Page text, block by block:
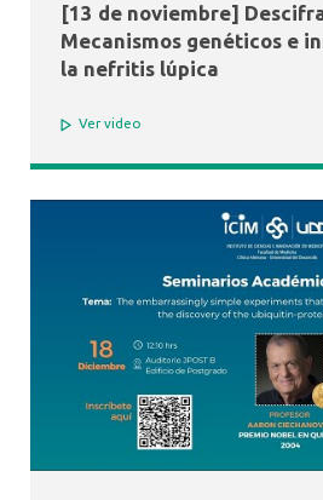
Ver video
[13 de noviembre]
Mecanismos genéticos e
la nefritis lúpica